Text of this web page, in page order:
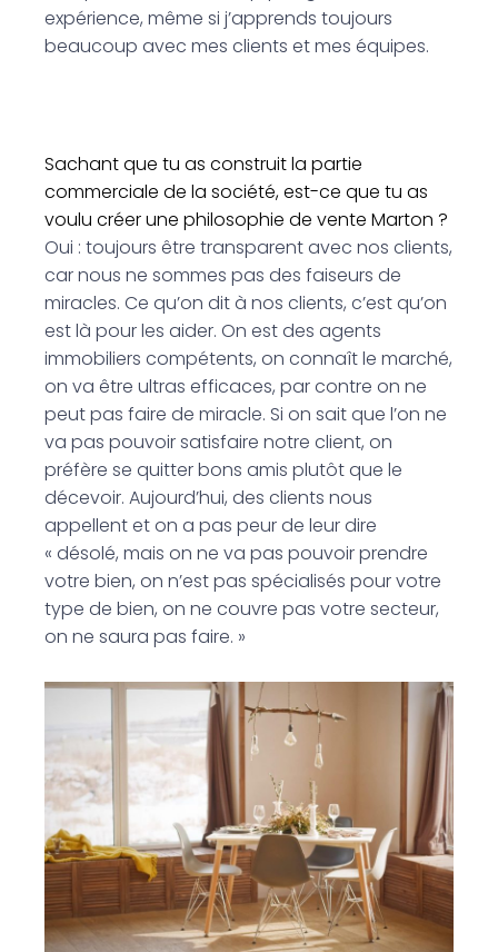
expérience, même si j’apprends toujours
beaucoup avec mes clients et mes équipes.
Sachant que tu as construit la partie
commerciale de la société, est-ce que tu as
voulu créer une philosophie de vente Marton ?
Oui : toujours être transparent avec nos clients,
car nous ne sommes pas des faiseurs de
miracles. Ce qu’on dit à nos clients, c’est qu’on
est là pour les aider. On est des agents
immobiliers compétents, on connaît le marché,
on va être ultras efficaces, par contre on ne
peut pas faire de miracle. Si on sait que l’on ne
va pas pouvoir satisfaire notre client, on
préfère se quitter bons amis plutôt que le
décevoir. Aujourd’hui, des clients nous
appellent et on a pas peur de leur dire
« désolé, mais on ne va pas pouvoir prendre
votre bien, on n’est pas spécialisés pour votre
type de bien, on ne couvre pas votre secteur,
on ne saura pas faire. »